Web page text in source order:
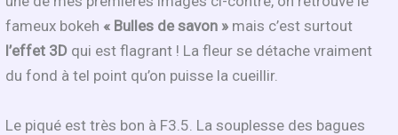
fameux bokeh« Bulles de savon » mais c’est surtout
l’effet 3D qui est flagrant ! La fleur se détache vraiment
du fond à tel point qu’on puisse la cueillir.
Le piqué est très bon à F3.5. La souplesse des bagues